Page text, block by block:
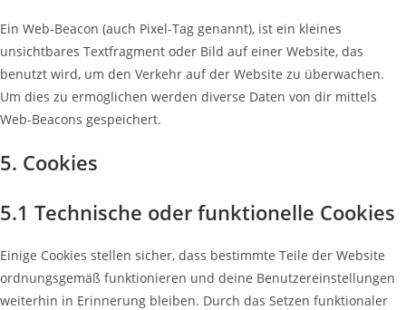
Ein Web-Beacon (auch Pixel-Tag genannt), ist ein kleines
unsichtbares Textfragment oder Bild auf einer Website, das
benutzt wird, um den Verkehr auf der Website zu überwachen.
Um dies zu ermöglichen werden diverse Daten von dir mittels
Web-Beacons gespeichert.
5. Cookies
5.1 Technische oder funktionelle Cookies
Einige Cookies stellen sicher, dass bestimmte Teile der Website
ordnungsgemäß funktionieren und deine Benutzereinstellungen
weiterhin in Erinnerung bleiben. Durch das Setzen funktionaler